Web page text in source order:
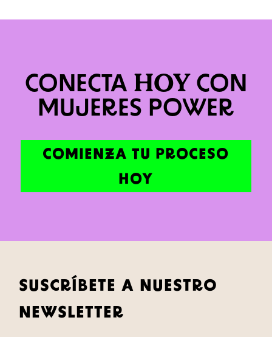
CONECTA HOY CON
MUJERES POWER
COMIENZA TU PROCESO
HOY
SUSCRÍBETE A NUESTRO
NEWSLETTER